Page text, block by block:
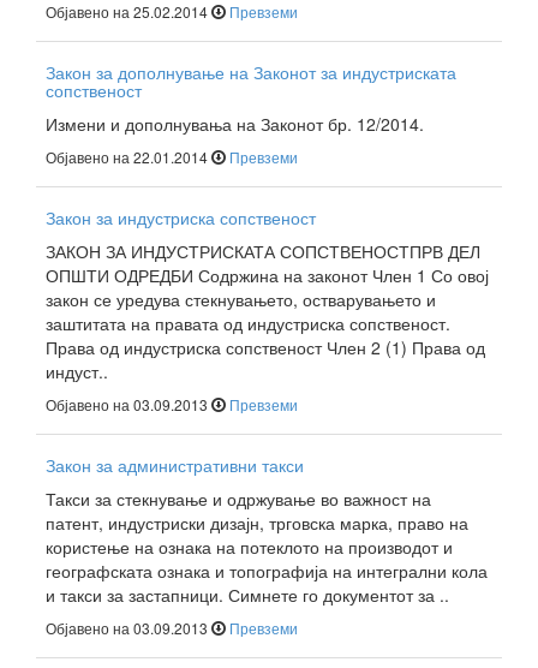
Објавено на 25.02.2014 Превземи
Закон за дополнување на Законот за индустриската
сопственост
Измени и дополнувања на Законот бр. 12/2014.
Објавено на 22.01.2014 Превземи
Закон за индустриска сопственост
ЗАКОН ЗА ИНДУСТРИСКАТА СОПСТВЕНОСТПРВ ДЕЛ
ОПШТИ ОДРЕДБИ Содржина на законот Член 1 Со овој
закон се уредува стекнувањето, остварувањето и
заштитата на правата од индустриска сопственост.
Права од индустриска сопственост Член 2 (1) Права од
индуст..
Објавено на 03.09.2013 Превземи
Закон за административни такси
Такси за стекнување и одржување во важност на
патент, индустриски дизајн, трговска марка, право на
користење на ознака на потеклото на производот и
географската ознака и топографија на интегрални кола
и такси за застапници. Симнете го документот за ..
Објавено на 03.09.2013 Превземи